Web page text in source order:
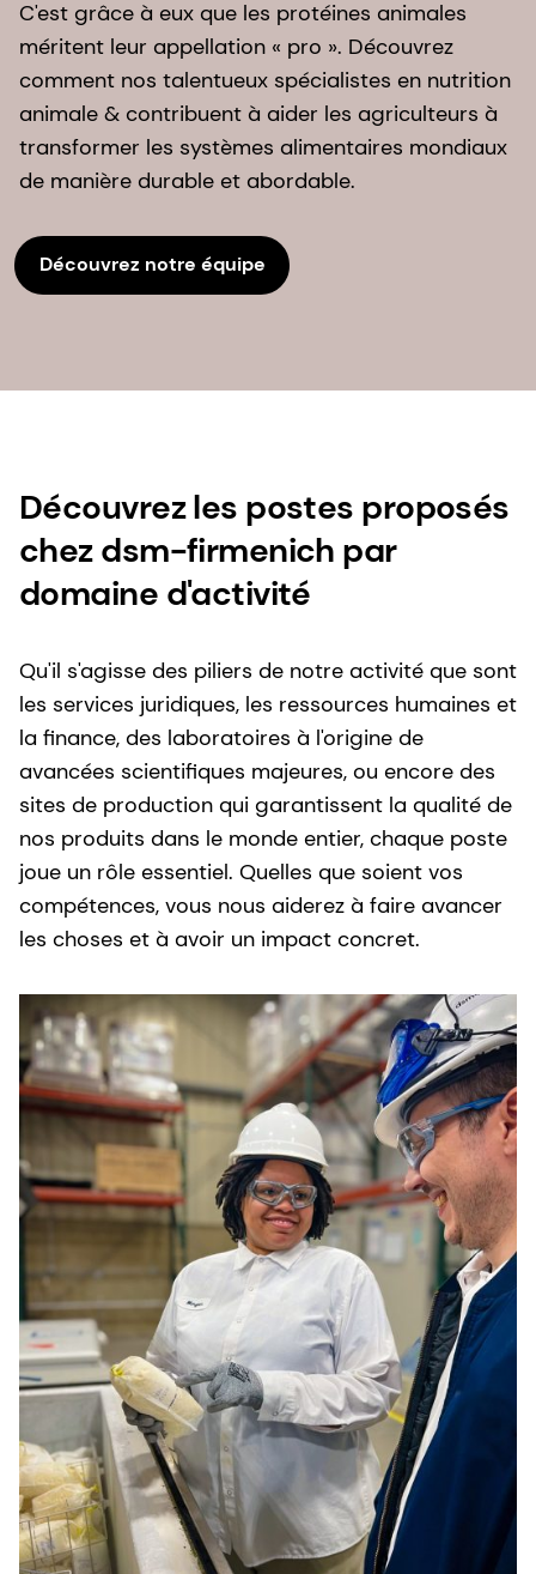
C'est grâce à eux que les protéines animales
méritent leur appellation « pro ». Découvrez
comment nos talentueux spécialistes en nutrition
animale & contribuent à aider les agriculteurs à
transformer les systèmes alimentaires mondiaux
de manière durable et abordable.
Découvrez notre équipe
Découvrez les postes proposés
chez dsm-firmenich par
domaine d'activité
Qu'il s'agisse des piliers de notre activité que sont
les services juridiques, les ressources humaines et
la finance, des laboratoires à l'origine de
avancées scientifiques majeures, ou encore des
sites de production qui garantissent la qualité de
nos produits dans le monde entier, chaque poste
joue un rôle essentiel. Quelles que soient vos
compétences, vous nous aiderez à faire avancer
les choses et à avoir un impact concret.